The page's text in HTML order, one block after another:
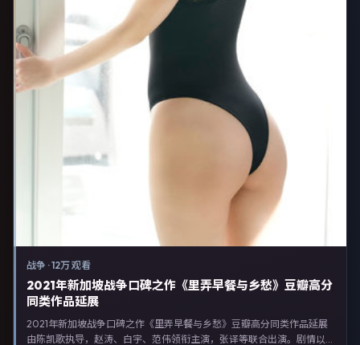
战争 ·12万 观看
2021年新加坡战争口碑之作《里弄早餐与乡愁》豆瓣高分
同类作品延展
2021年新加坡战争口碑之作《里弄早餐与乡愁》豆瓣高分同类作品延展
由陈凯歌执导，赵涛、白宇、范伟领衔主演，张译等联合出演。剧情以战